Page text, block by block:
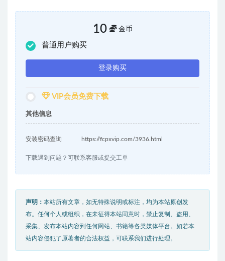
10 金币
普通用户购买
登录购买
VIP会员免费下载
其他信息
安装密码查询 https://fcpxvip.com/3936.html
下载遇到问题？可联系客服或提交工单
声明： 本站所有文章，如无特殊说明或标注，均为本站原创发
布。任何个人或组织，在未征得本站同意时，禁止复制、盗用、
采集、发布本站内容到任何网站、书籍等各类媒体平台。如若本
站内容侵犯了原著者的合法权益，可联系我们进行处理。